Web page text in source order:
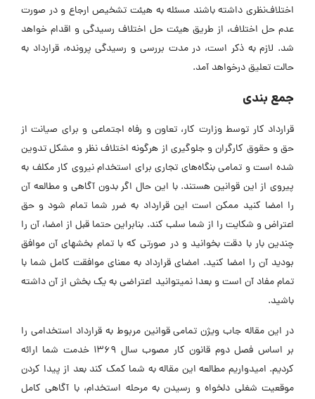
اختلاف‌نظری داشته باشند مسئله به هیئت تشخیص ارجاع و در صورت
عدم حل اختلاف، از طریق هیئت حل اختلاف رسیدگی و اقدام خواهد
شد. لازم به ذکر است، در مدت بررسی و رسیدگی پرونده، قرارداد به
حالت تعلیق درخواهد آمد.
جمع بندی
قرارداد کار توسط وزارت کار، تعاون و رفاه اجتماعی و برای صیانت از
حق و حقوق کارگران و جلوگیری از هرگونه اختلاف نظر و مشکل تدوین
شده است و تمامی بنگاه‌های تجاری برای استخدام نیروی کار مکلف به
پیروی از این قوانین هستند. با این حال اگر بدون آگاهی و مطالعه آن
را امضا کنید ممکن است این قرارداد به ضرر شما تمام شود و حق
اعتراض و شکایت را از شما سلب کند. بنابراین حتما قبل از امضا، آن را
چندین بار با دقت بخوانید و در صورتی که با تمام بخشهای آن موافق
بودید آن را امضا کنید. امضای قرارداد به معنای موافقت کامل شما با
تمام مفاد آن است و بعدا نمیتوانید اعتراضی به یک بخش از آن داشته
باشید.
در این مقاله جاب ویژن تمامی قوانین مربوط به قرارداد استخدامی را
بر اساس فصل دوم قانون کار مصوب سال 1369 خدمت شما ارائه
کردیم. امیدواریم مطالعه این مقاله به شما کمک کند بعد از پیدا کردن
موقعیت شغلی دلخواه و رسیدن به مرحله استخدام، با آگاهی کامل